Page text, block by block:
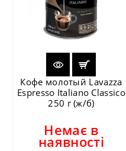
Кофе молотый Lavazza
Espresso Italiano Classico
250 г (ж/б)
Немає в
наявності